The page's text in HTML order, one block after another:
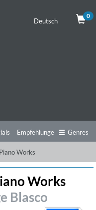
Deutsch
0
Empfehlungen
Vorschau
Genres
Works
Works
Blasco